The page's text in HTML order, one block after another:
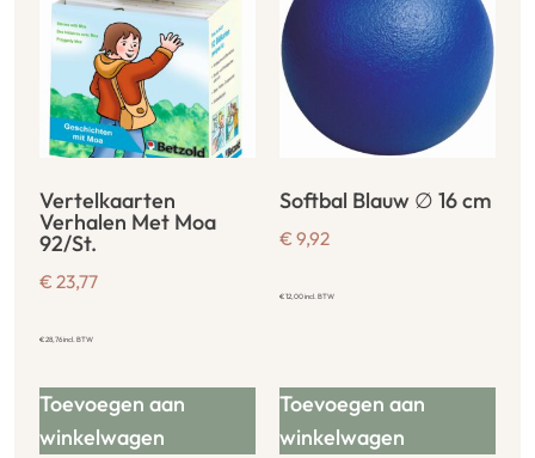
Vertelkaarten
Verhalen Met Moa
92/St.
€ 23,77
€28,76incl. BTW
Toevoegen aan
winkelwagen
Softbal Blauw ∅ 16 cm
€ 9,92
€12,00incl. BTW
Toevoegen aan
winkelwagen